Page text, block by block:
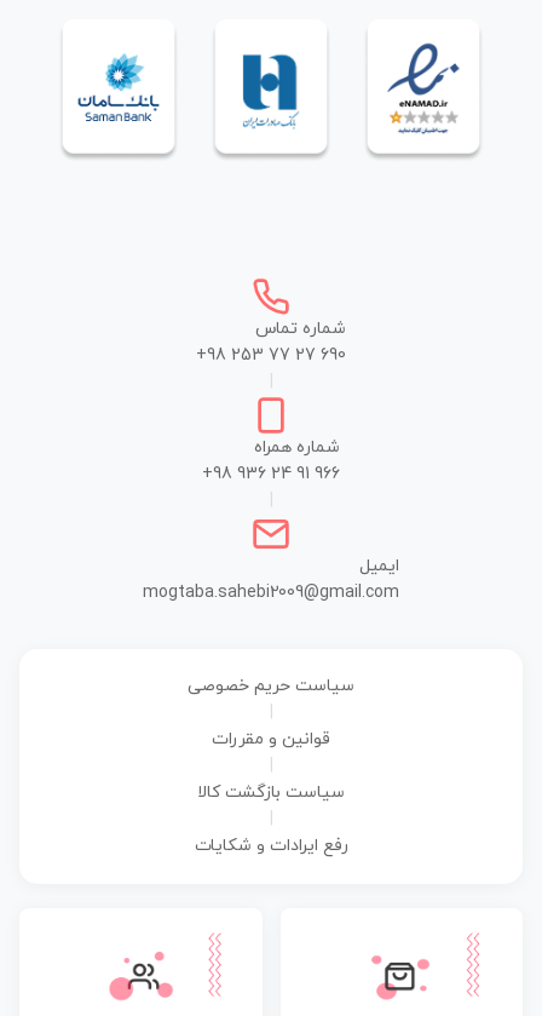
شماره تماس
+98 253 77 27 690
شماره همراه
+98 936 24 91 966
ایمیل
mogtaba.sahebi2009@gmail.com
سیاست حریم خصوصی
قوانین و مقررات
سیاست بازگشت کالا
رفع ایرادات و شکایات